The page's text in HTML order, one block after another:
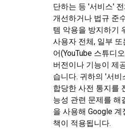
단하는 등 '서비스'
개선하거나 법규 준
템 악용을 방지하기
사용자 전체, 일부
어(YouTube 스튜디
버전이나 기능이 제
습니다. 귀하의 '서
합당한 사전 통지를
능성 관련 문제를 해
을 사용해 Google
책이 적용됩니다.